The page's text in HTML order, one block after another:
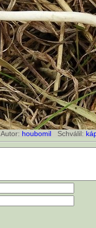
Autor: houbomilSchválil: